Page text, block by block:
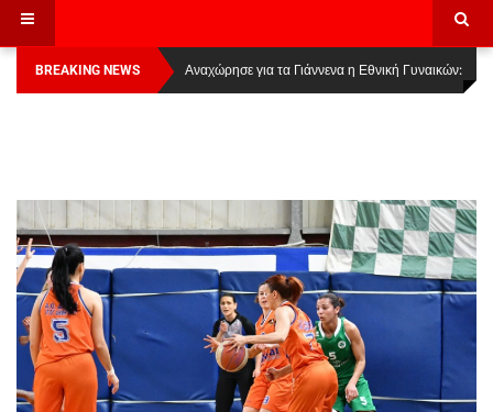
BREAKING NEWS
Οι Πάνθηρες Καβάλας στην Women Basketball
League 1
Αναχώρησε για τα Γιάννενα η Εθνική Γυναικών: